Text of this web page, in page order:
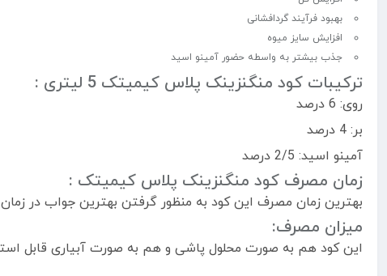
بهبود فرآیند گردافشانی
افزایش سایز میوه
جذب بیشتر به واسطه حضور آمینو اسید
ترکیبات کود منگنزینک پلاس کیمیتک 5 لیتری :
روی: 6 درصد
بر: 4 درصد
آمینو اسید: 2/5 درصد
زمان مصرف کود منگنزینک پلاس کیمیتک :
بهترین زمان مصرف این کود به منظور گرفتن بهترین جواب در
میزان مصرف:
این کود هم به صورت محلول پاشی و هم به صورت آبیاری قابل